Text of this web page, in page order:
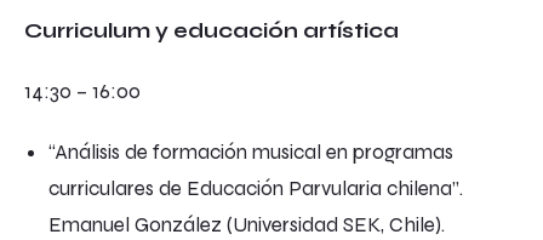
Curriculum y educación artística
14:30 – 16:00
“Análisis de formación musical en programas
curriculares de Educación Parvularia chilena”.
Emanuel González (Universidad SEK, Chile).